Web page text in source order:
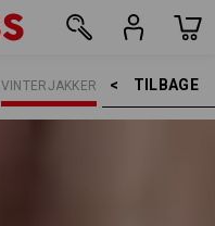
TILBAGE    >
VINTERJAKKER